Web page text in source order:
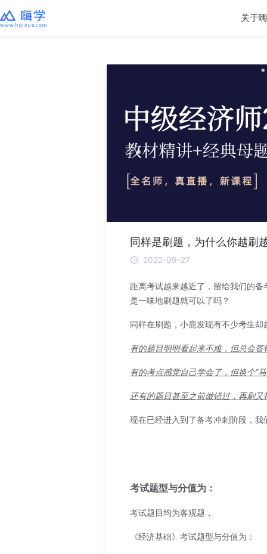
关于
同样是刷题，为什么你越刷
2022-09-27
距离考试越来越近了，留给我们的
是一味地刷题就可以了吗？
同样在刷题，小鹿发现有不少考生
有的题目明明看起来不难，但总会答
有的考点感觉自己学会了，但换个“
还有的题目甚至之前做错过，再刷
现在已经进入到了备考冲刺阶段，
考试题型与分值为：
考试题目均为客观题，
《经济基础》考试题型与分值为：